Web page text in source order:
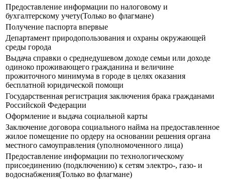
Предоставление информации по налоговому и
бухгалтерскому учету(Только во флагмане)
Получение паспорта впервые
Департамент природопользования и охраны окружающей
среды города
Выдача справки о среднедушевом доходе семьи или доходе
одиноко проживающего гражданина и величине
прожиточного минимума в городе в целях оказания
бесплатной юридической помощи
Государственная регистрация заключения брака гражданами
Российской Федерации
Оформление и выдача социальной карты
Заключение договора социального найма на предоставленное
жилое помещение по ордеру на основании решения органа
местного самоуправления (уполномоченного лица)
Предоставление информации по технологическому
присоединению (подключению) к сетям электро-, газо- и
водоснабжения(Только во флагмане)